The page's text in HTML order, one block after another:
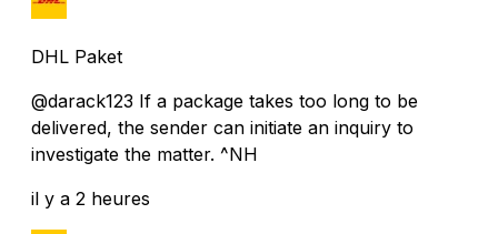
DHL Paket
@darack123 If a package takes too long to be
delivered, the sender can initiate an inquiry to
investigate the matter. ^NH
il y a 2 heures